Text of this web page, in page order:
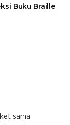
Buku Braille
sama